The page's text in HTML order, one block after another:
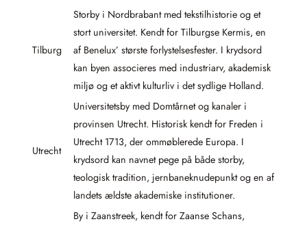
Tilburg
Storby i Nordbrabant med tekstilhistorie og et
stort universitet. Kendt for Tilburgse Kermis, en
af Benelux’ største forlystelsesfester. I krydsord
kan byen associeres med industriarv, akademisk
miljø og et aktivt kulturliv i det sydlige Holland.
Utrecht
Universitetsby med Domtårnet og kanaler i
provinsen Utrecht. Historisk kendt for Freden i
Utrecht 1713, der ommøblerede Europa. I
krydsord kan navnet pege på både storby,
teologisk tradition, jernbaneknudepunkt og en af
landets ældste akademiske institutioner.
By i Zaanstreek, kendt for Zaanse Schans,